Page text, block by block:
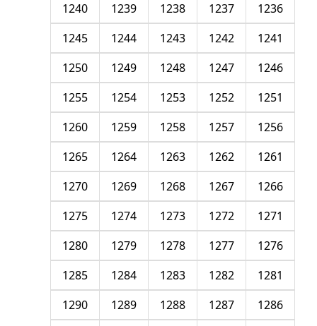
1236
1237
1238
1239
1240
1241
1242
1243
1244
1245
1246
1247
1248
1249
1250
1251
1252
1253
1254
1255
1256
1257
1258
1259
1260
1261
1262
1263
1264
1265
1266
1267
1268
1269
1270
1271
1272
1273
1274
1275
1276
1277
1278
1279
1280
1281
1282
1283
1284
1285
1286
1287
1288
1289
1290